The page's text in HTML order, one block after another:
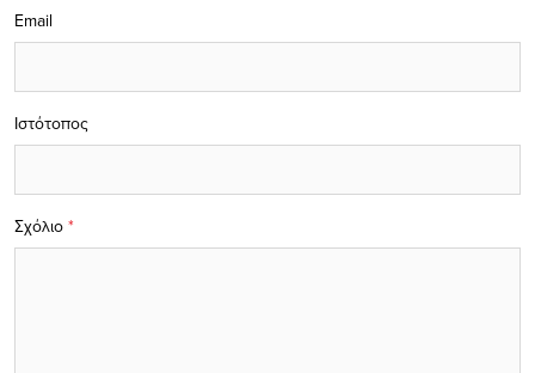
Σχόλιο *
Email
Ιστότοπος